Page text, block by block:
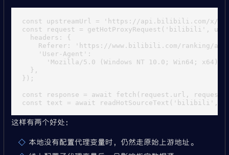
const upstreamUrl = 'https://api.bilibili.com/x/
const request = getHotProxyRequest('bilibili',
  headers: {
Referer: 'https://www.bilibili.com/ranking/
    'User-Agent':
'Mozilla/5.0 (Windows NT 10.0; Win64; x64)
  },
});
const response = await fetch(request.url,
这样有两个好处：
本地没有配置代理变量时，仍然走原始上游地址。